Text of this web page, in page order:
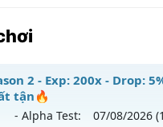
2 - Exp: 200x - Drop:
tận🔥
- Alpha Test: 07/08/2026